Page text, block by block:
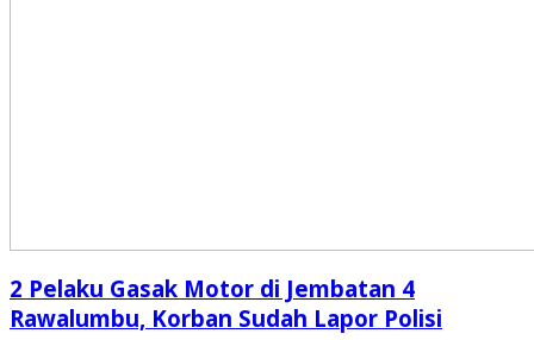
2 Pelaku Gasak Motor di Jembatan 4
Rawalumbu, Korban Sudah Lapor Polisi